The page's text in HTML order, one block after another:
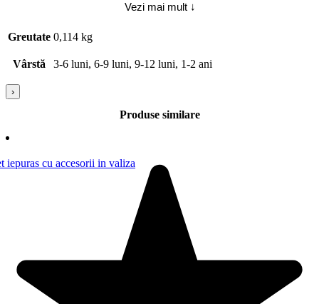
EN 71-2 (Inflamabilitate)
EN 71-3 (Migrarea anumitor elemente)
EN 71-9:2005 (Compusi chimici organici).
Atentie! Nu lasati ambalajele jucariilor/produselor la indemana
copiilor. Indepartati orice ambalaj al jucariei/produsului inainte de a
da jucaria/produsul copilului. Va rugam sa supravegheati copilul in
timp ce se joaca/foloseste acest produs. Pastrati instructiunile si
etichetele pentru referinte viitoare. Pastrati jucaria/produsul departe
Tip produs: [5704]: Jucarie interactiva; Pentru | 9084: Baieti;
Vezi mai mult ↓
Greutate 0,114 kg
Vârstă 3-6 luni, 6-9 luni, 9-12 luni, 1-2 ani
›
Produse similare